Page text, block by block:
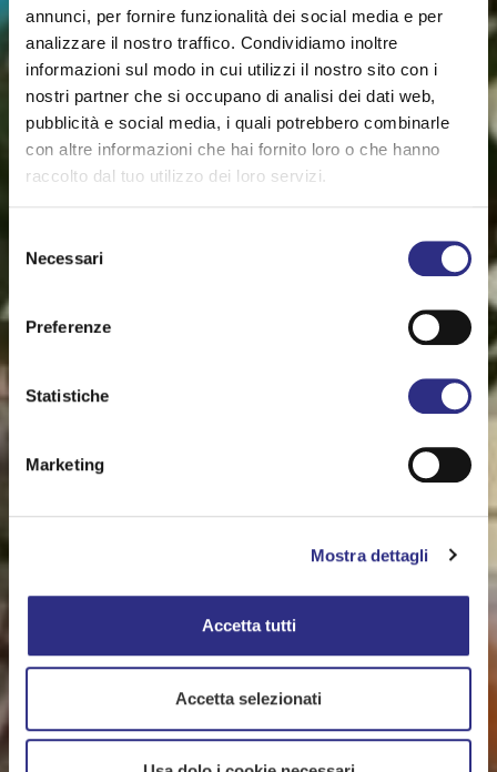
annunci, per fornire funzionalità dei social media e per
analizzare il nostro traffico. Condividiamo inoltre
informazioni sul modo in cui utilizzi il nostro sito con i
nostri partner che si occupano di analisi dei dati web,
pubblicità e social media, i quali potrebbero combinarle
con altre informazioni che hai fornito loro o che hanno
raccolto dal tuo utilizzo dei loro servizi.
delNecessari
Preferenze
Statistiche
Marketing
Mostra dettagli
Accetta tutti
Accetta selezionati